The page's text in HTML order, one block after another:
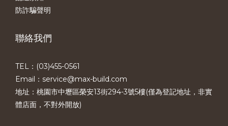
防詐騙聲明
聯絡我們
TEL：(03)455-0561​
Email：service@max-build.com
地址：桃園市中壢區榮安13街294-3號5樓(僅為登記地址，非實
體店面，不對外開放)